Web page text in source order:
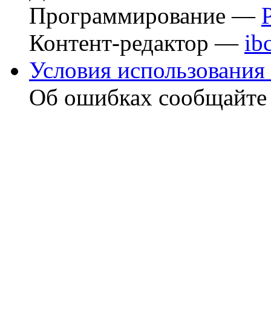
Программирование —
Контент-редактор —
Условия использования
Об ошибках